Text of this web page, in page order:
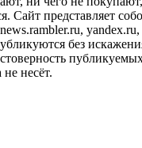
Сайт представляет
без
несёт.